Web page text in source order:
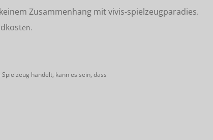
Zusammenhang mit vivis-spielzeugparadies.
en.
handelt, kann es sein, dass